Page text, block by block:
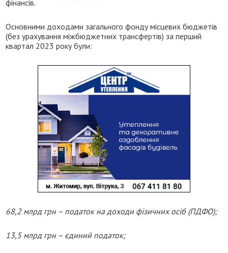
фінансів.
Основними доходами загального фонду місцевих бюджетів
(без урахування міжбюджетних трансфертів) за перший
квартал 2023 року були:
68,2 млрд грн – податок на доходи фізичних осіб (ПДФО);
13,5 млрд грн – єдиний податок;